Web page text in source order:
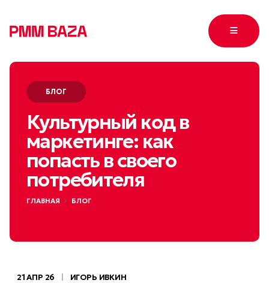
БЛОГ
Культурный код в
маркетинге: как
попасть в своего
потребителя
ГЛАВНАЯ БЛОГ
21 АПР 26 ИГОРЬ ИВКИН